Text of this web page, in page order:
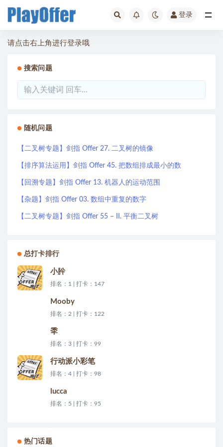
登录
请点击右上角进行登录哦
搜索问题
随机问题
【二叉树专题】剑指 Offer 27. 二叉树的镜像
【排序算法运用】剑指 Offer 45. 把数组排成最小的数
【回溯专题】剑指 Offer 13. 机器人的运动范围
【杂题】剑指 Offer 03. 数组中重复的数字
【二叉树专题】剑指 Offer 55 – II. 平衡二叉树
总打卡排行
小肸
排名：1 | 打卡：147
Mooby
排名：2 | 打卡：122
秊
排名：3 | 打卡：99
行动派小彩笔
排名：4 | 打卡：98
lucca
排名：5 | 打卡：95
热门话题